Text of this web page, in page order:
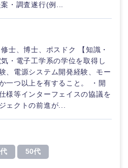
・調査遂行(例...
士、博士、ポスドク 【知識・
・電子工学系の学位を取得し
、電源システム開発経験、モー
一つ以上を有すること。 ・開
様等インターフェイスの協議を
ェクトの前進が...
50代